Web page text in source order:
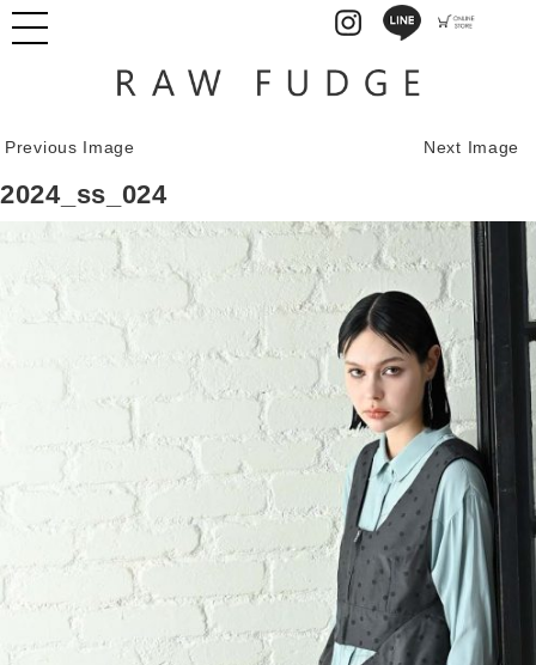
Previous Image Next Image
2024_ss_024